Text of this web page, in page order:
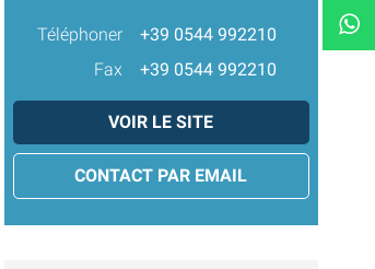
Téléphoner
+39 0544 992210
Fax
+39 0544 992210
VOIR LE SITE
CONTACT PAR EMAIL